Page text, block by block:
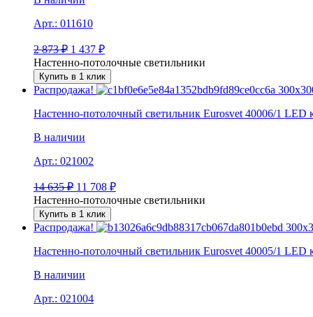
Арт.: 011610
2 873₽ 1 437 ₽
Настенно-потолочные светильники
Купить в 1 клик
Распродажа!
Настенно-потолочный светильник Eurosvet 40006/1 LED
В наличии
Арт.: 021002
14 635₽ 11 708 ₽
Настенно-потолочные светильники
Купить в 1 клик
Распродажа!
Настенно-потолочный светильник Eurosvet 40005/1 LED
В наличии
Арт.: 021004